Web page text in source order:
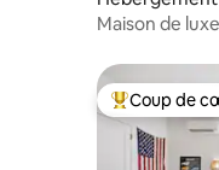
Maison de
Coups de
Coup de